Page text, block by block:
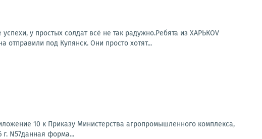
у простых солдат всё не так радужно.Ребята из ХАРЬКОV
под Купянск. Они просто хотят...
10 к Приказу Министерства агропромышленного комплекса,
N57данная форма...